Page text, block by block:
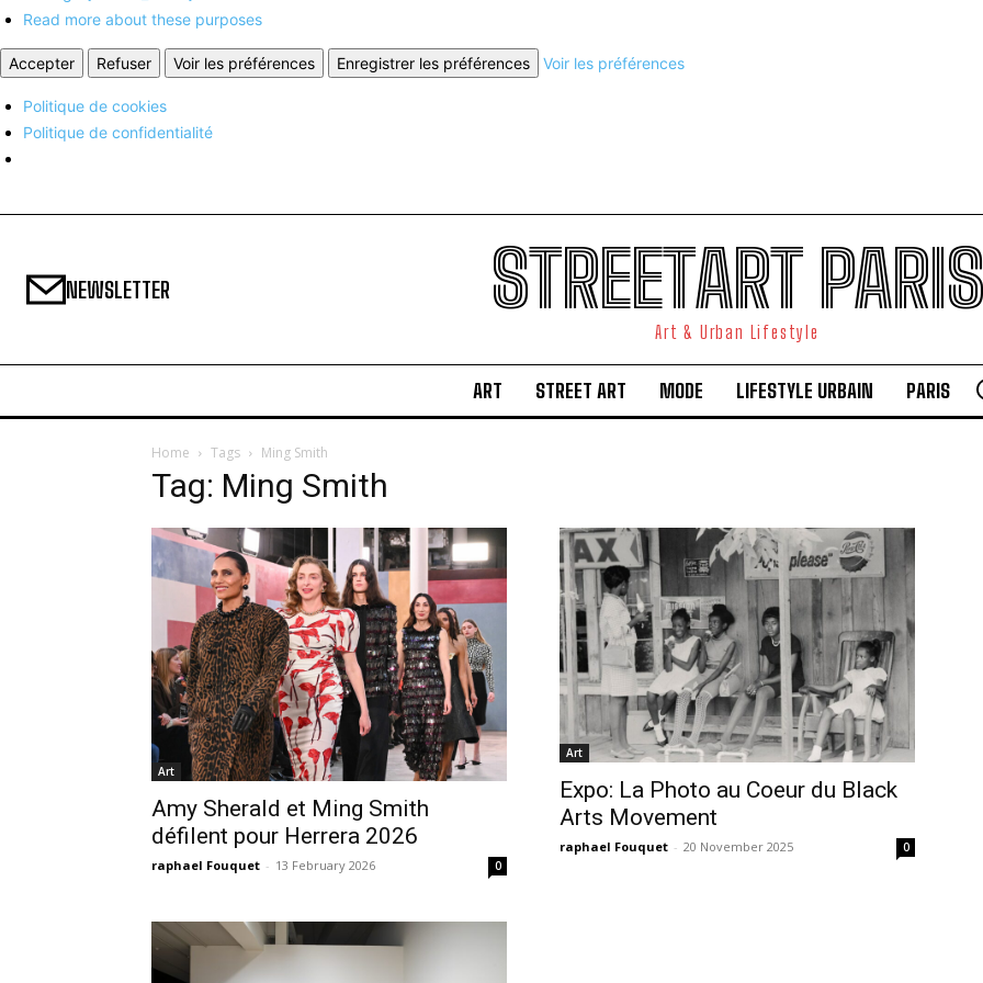
Read more about these purposes
Accepter Refuser Voir les préférences Enregistrer les préférences Voir les préférences
Politique de cookies
Politique de confidentialité
NEWSLETTER STREETART PARIS
Art & Urban Lifestyle
ART STREET ART MODE LIFESTYLE URBAIN PARIS
Home Tags Ming Smith
Tag: Ming Smith
Art
Amy Sherald et Ming Smith
défilent pour Herrera 2026
raphael Fouquet - 13 February 2026 0
Art
Expo: La Photo au Coeur du Black
Arts Movement
raphael Fouquet - 20 November 2025 0